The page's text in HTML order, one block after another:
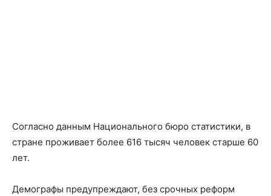
Согласно данным Национального бюро статистики, в
стране проживает более 616 тысяч человек старше 60
лет.
Демографы предупреждают, без срочных реформ